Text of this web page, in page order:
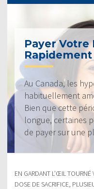
Payer Votre
Rapidement
Au Canada, les
habituellement
Bien que cette
longue, certaines
de payer sur une
EN GARDANT L’ŒIL TOURNÉ
DOSE DE SACRIFICE,